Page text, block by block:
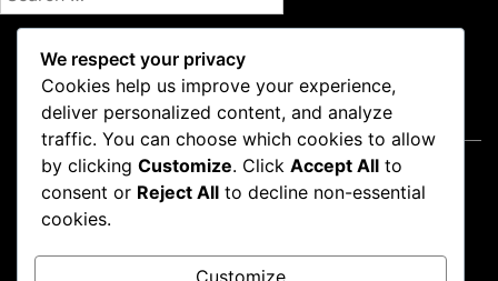
e
Mentions légales
Conditions de service
Politique de confidentialité
Qui nous sommes
Préférences de cookies
We respect your privacy
Cookies help us improve your experience,
deliver personalized content, and analyze
traffic. You can choose which cookies to allow
by clicking Customize. Click Accept All to
consent or Reject All to decline non-essential
cookies.